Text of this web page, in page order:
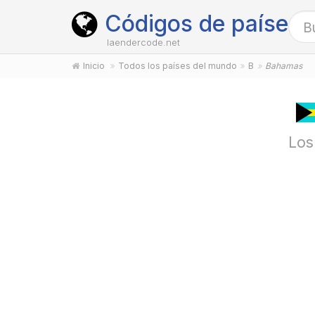
Códigos de países
laendercode.net
Inicio Todos los países del mundo B Bahamas